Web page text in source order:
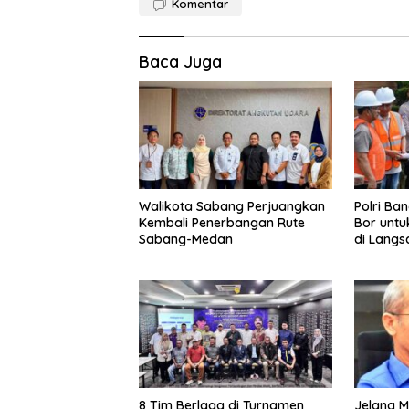
Komentar
Baca Juga
Walikota Sabang Perjuangkan
Kembali Penerbangan Rute
Sabang-Medan
Polri
Bor
di
8 Tim Berlaga di Turnamen Jelang